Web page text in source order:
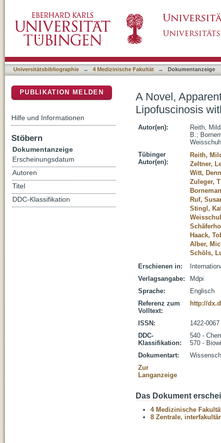
Intrafamilial Variability
Universitätsbibliographie → 4 Medizinische Fakultät → Dokumentanzeige
A Novel,
Lipofuscinosis
Autor(en):
Reith,
B.;
Tübinger
Autor(en):
Reith,
Zeltner,
Witt,
Zuleger,
Ruf,
Stingl,
Haack,
Alber,
Schöls,
Erschienen in:
Verlagsangabe:
Mdpi
Sprache:
Englisch
Referenz zum
Volltext:
http://
ISSN:
1422-0067
DDC-
Klassifikation:
540 -
570 -
Dokumentart:
Zur
Langanzeige
Das Dokument
4 Medizinische
8 Zentrale,
PUBLIKATION MELDEN
Hilfe und Informationen
Stöbern
Dokumentanzeige
Erscheinungsdatum
Autoren
Titel
DDC-Klassifikation